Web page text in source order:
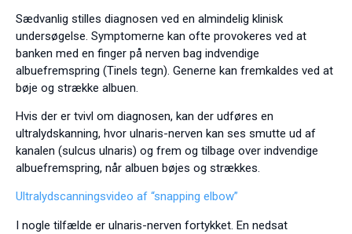
Sædvanlig stilles diagnosen ved en almindelig klinisk
undersøgelse. Symptomerne kan ofte provokeres ved at
banken med en finger på nerven bag indvendige
albuefremspring (Tinels tegn). Generne kan fremkaldes ved at
bøje og strække albuen.
Hvis der er tvivl om diagnosen, kan der udføres en
ultralydskanning, hvor ulnaris-nerven kan ses smutte ud af
kanalen (sulcus ulnaris) og frem og tilbage over indvendige
albuefremspring, når albuen bøjes og strækkes.
Ultralydscanningsvideo af “snapping elbow”
I nogle tilfælde er ulnaris-nerven fortykket. En nedsat